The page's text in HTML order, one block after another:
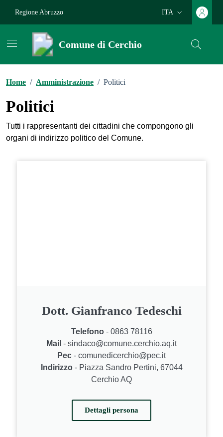
Regione Abruzzo
Lingua attiva:
ITA
Comune di Cerchio
Home / Amministrazione / Politici
Politici
Tutti i rappresentanti dei cittadini che compongono gli
organi di indirizzo politico del Comune.
Dott. Gianfranco Tedeschi
Telefono- 0863 78116
Mail - sindaco@comune.cerchio.aq.it
Pec - comunedicerchio@pec.it
Indirizzo- Piazza Sandro Pertini, 67044
Cerchio AQ
Dettagli persona